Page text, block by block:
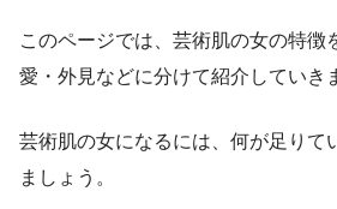
このページでは、芸術肌の女の特徴
愛・外見などに分けて紹介していき
芸術肌の女になるには、何が足りて
ましょう。